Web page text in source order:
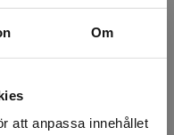
Om
att anpassa innehållet
anpassat för